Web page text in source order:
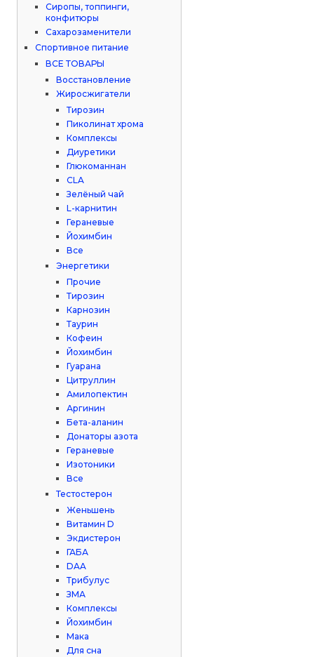
Сиропы, топпинги,
конфитюры
Сахарозаменители
Спортивное питание
ВСЕ ТОВАРЫ
Восстановление
Жиросжигатели
Тирозин
Пиколинат хрома
Комплексы
Диуретики
Глюкоманнан
CLA
Зелёный чай
L-карнитин
Гераневые
Йохимбин
Все
Энергетики
Прочие
Тирозин
Карнозин
Таурин
Кофеин
Йохимбин
Гуарана
Цитруллин
Амилопектин
Аргинин
Бета-аланин
Донаторы азота
Гераневые
Изотоники
Все
Тестостерон
Женьшень
Витамин D
Экдистерон
ГАБА
DAA
Трибулус
ЗМА
Комплексы
Йохимбин
Мака
Для сна